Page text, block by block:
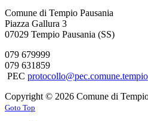
Comune di Tempio Pausania
Piazza Gallura 3
07029 Tempio Pausania (SS)
079 679999
079 631859
PEC
Copyright © 2026 Comune di
Goto Top